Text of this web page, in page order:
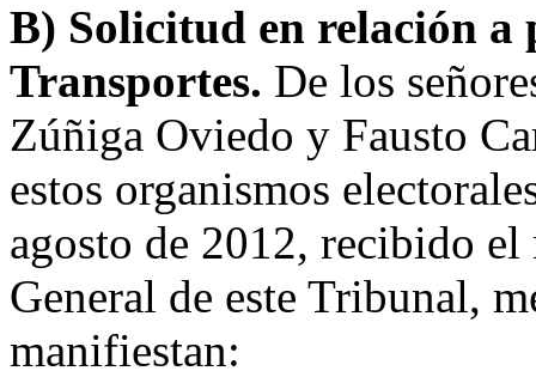
B) Solicitud en relación a
Transportes. De los
Zúñiga Oviedo y Fausto
estos organismos
agosto de 2012, recibido
General de este Tribunal,
manifiestan: